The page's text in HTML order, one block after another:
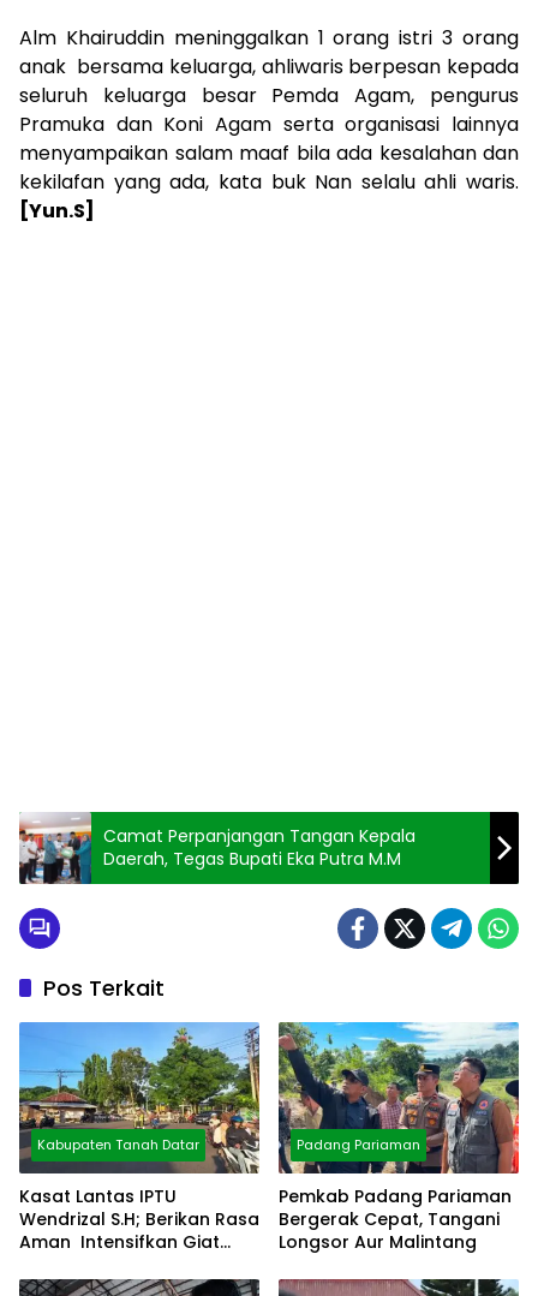
Alm Khairuddin meninggalkan 1 orang istri 3 orang
anak bersama keluarga, ahliwaris berpesan kepada
seluruh keluarga besar Pemda Agam, pengurus
Pramuka dan Koni Agam serta organisasi lainnya
menyampaikan salam maaf bila ada kesalahan dan
kekilafan yang ada, kata buk Nan selalu ahli waris.
[Yun.S]
Camat Perpanjangan Tangan Kepala
Daerah, Tegas Bupati Eka Putra M.M
Pos Terkait
Kabupaten Tanah Datar
Kasat Lantas IPTU
Wendrizal S.H; Berikan Rasa
Aman Intensifkan Giat
Padang Pariaman
Pemkab Padang Pariaman
Bergerak Cepat, Tangani
Longsor Aur Malintang